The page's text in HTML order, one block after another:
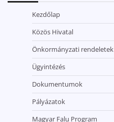
Kezdőlap
Közös Hivatal
Önkormányzati rendeletek
Ügyintézés
Dokumentumok
Pályázatok
Magyar Falu Program